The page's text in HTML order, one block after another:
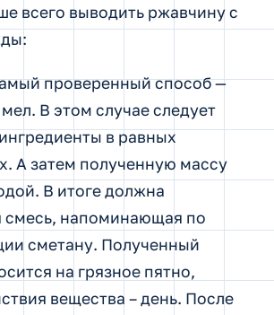
всего выводить ржавчину с
проверенный способ —
В этом случае следует
в равных
А затем полученную массу
В итоге должна
смесь, напоминающая по
сметану. Полученный
на грязное пятно,
вещества – день. После